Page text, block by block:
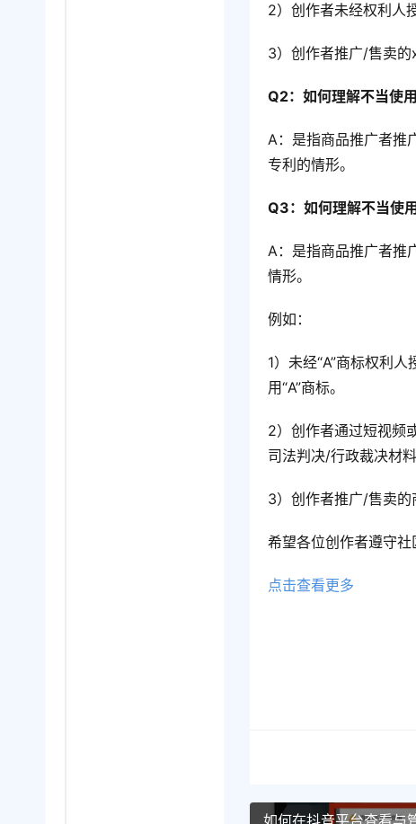
2）创作者未经权利人
3）创作者推广/售卖的
Q2：如何理解不当使
A：是指商品推广者推
专利的情形。
Q3：如何理解不当使
A：是指商品推广者推
情形。
例如：
1）未经“A”商标权利
用“A”商标。
2）创作者通过短视频
司法判决/行政裁决材
3）创作者推广/售卖的
希望各位创作者遵守社
点击查看更多